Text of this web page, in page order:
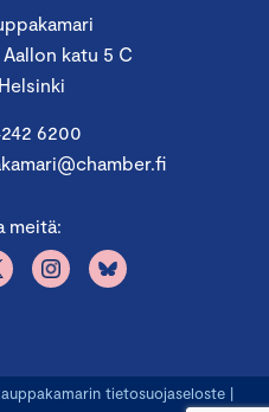
katu 5 C
6200
meitä:
tietosuojaseloste |